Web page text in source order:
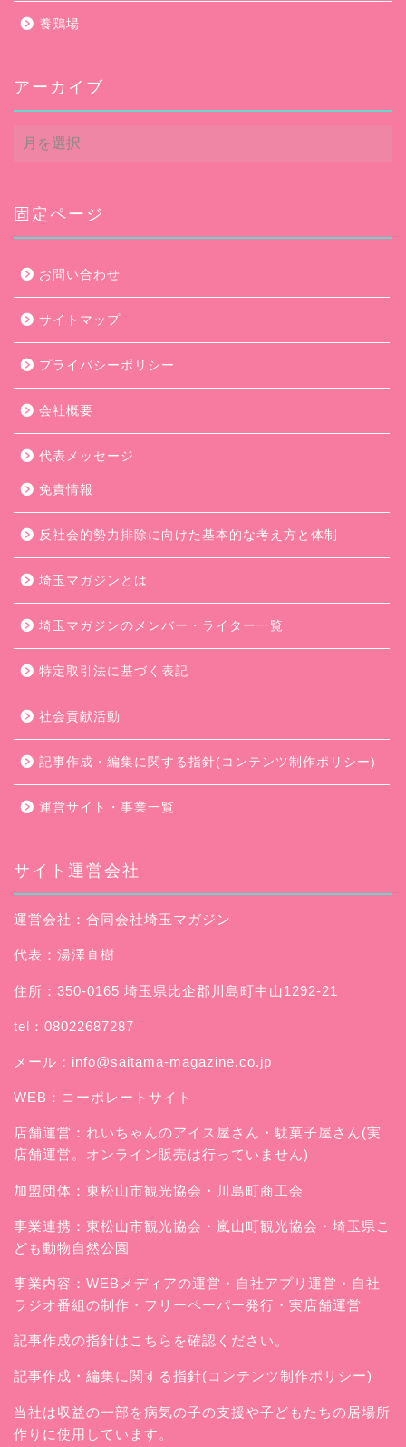
養鶏場
アーカイブ
ア
ー
ブ
固定ページ
お問い合わせ
サイトマップ
プライバシーポリシー
会社概要
代表メッセージ
免責情報
反社会的勢力排除に向けた基本的な考え方と体制
埼玉マガジンとは
埼玉マガジンのメンバー・ライター一覧
特定取引法に基づく表記
社会貢献活動
記事作成・編集に関する指針(コンテンツ制作ポリシー)
運営サイト・事業一覧
サイト運営会社
運営会社：合同会社埼玉マガジン
代表：湯澤直樹
住所：350-0165 埼玉県比企郡川島町中山1292-21
tel：08022687287
メール： info@saitama-magazine.co.jp
WEB： コーポレートサイト
店舗運営： れいちゃんのアイス屋さん ・駄菓子屋さん(実
店舗運営。オンライン販売は行っていません)
加盟団体：東松山市観光協会・川島町商工会
事業連携：東松山市観光協会・嵐山町観光協会・埼玉県こ
ども動物自然公園
事業内容：WEBメディアの運営・自社アプリ運営・自社
ラジオ番組の制作・フリーペーパー発行・実店舗運営
記事作成の指針はこちらを確認ください。
記事作成・編集に関する指針(コンテンツ制作ポリシー)
当社は収益の一部を病気の子の支援や子どもたちの居場所
作りに使用しています。